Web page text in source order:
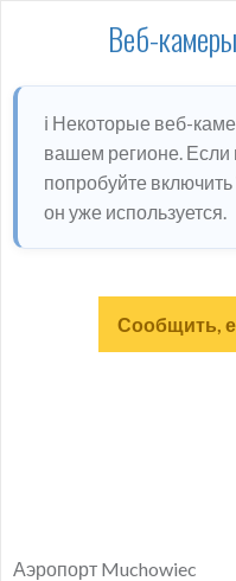
Веб-
ℹ️ Некоторые веб-
вашем регионе. Если
попробуйте
он уже используется.
Сообщить,
Аэропорт Muchowiec